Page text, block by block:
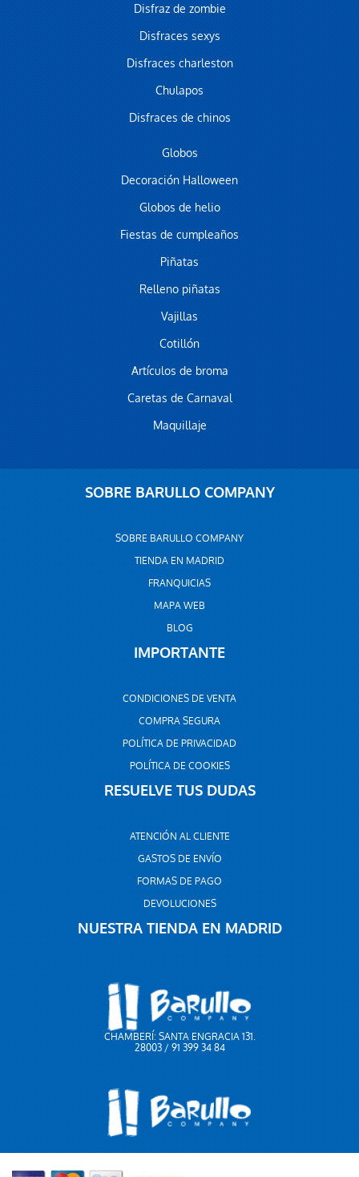
Disfraz de zombie
Disfraces sexys
Disfraces charleston
Chulapos
Disfraces de chinos
Globos
Decoración Halloween
Globos de helio
Fiestas de cumpleaños
Piñatas
Relleno piñatas
Vajillas
Cotillón
Artículos de broma
Caretas de Carnaval
Maquillaje
SOBRE BARULLO COMPANY
SOBRE BARULLO COMPANY
TIENDA EN MADRID
FRANQUICIAS
MAPA WEB
BLOG
IMPORTANTE
CONDICIONES DE VENTA
COMPRA SEGURA
POLÍTICA DE PRIVACIDAD
POLÍTICA DE COOKIES
RESUELVE TUS DUDAS
ATENCIÓN AL CLIENTE
GASTOS DE ENVÍO
FORMAS DE PAGO
DEVOLUCIONES
NUESTRA TIENDA EN MADRID
CHAMBERÍ: SANTA ENGRACIA 131.
28003 / 91 399 34 84